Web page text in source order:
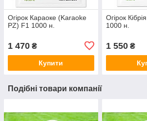
Огірок Караоке (Karaoke
PZ) F1 1000 н.
1 470 ₴
Купити
Огірок
1000 н.
1 550₴
Подібні товари компанії